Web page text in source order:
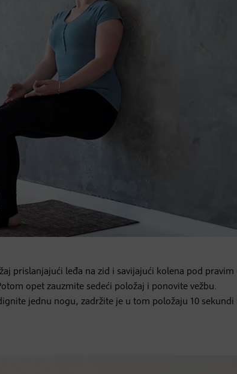
prislanjajući leđa na zid i savijajući kolena pod pravim
opet zauzmite sedeći položaj i ponovite vežbu.
jednu nogu, zadržite je u tom položaju 10 sekundi